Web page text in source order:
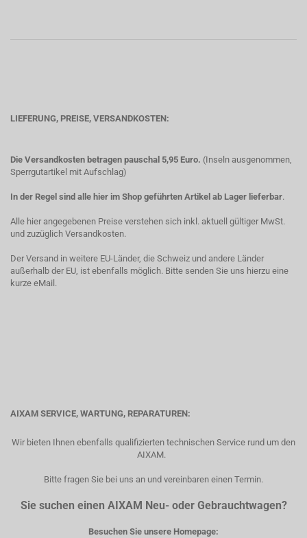
LIEFERUNG, PREISE, VERSANDKOSTEN:
Die Versandkosten betragen pauschal 5,95 Euro. (Inseln ausgenommen,
Sperrgutartikel mit Aufschlag)
In der Regel sind alle hier im Shop geführten Artikel ab Lager lieferbar.
Alle hier angegebenen Preise verstehen sich inkl. aktuell gültiger MwSt.
und zuzüglich Versandkosten.
Der Versand in weitere EU-Länder, die Schweiz und andere Länder
außerhalb der EU, ist ebenfalls möglich. Bitte senden Sie uns hierzu eine
kurze eMail.
AIXAM SERVICE, WARTUNG, REPARATUREN:
Wir bieten Ihnen ebenfalls qualifizierten technischen Service rund um den
AIXAM.
Bitte fragen Sie bei uns an und vereinbaren einen Termin.
Sie suchen einen AIXAM Neu- oder Gebrauchtwagen?
Besuchen Sie unsere Homepage: